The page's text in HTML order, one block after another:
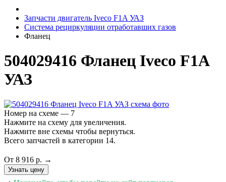
Запчасти двигатель Iveco F1A УАЗ
Система рециркуляции отработавших газов
Фланец
504029416 Фланец Iveco F1A
УАЗ
Номер на схеме — 7
Нажмите на схему для увеличения.
Нажмите вне схемы чтобы вернуться.
Всего запчастей в категории 14.
От 8 916 р. →
Узнать цену